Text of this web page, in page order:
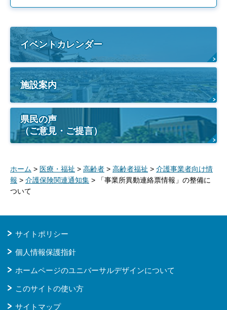
イベントカレンダー
施設案内
県民の声
（ご意見・ご提言）
ホーム > 医療・福祉 > 高齢者 > 高齢者福祉 > 介護事業者向け情
報 > 介護保険関連通知集 > 「事業所異動連絡票情報」の整備に
ついて
サイトポリシー
個人情報保護指針
ホームページのユニバーサルデザインについて
このサイトの使い方
サイトマップ